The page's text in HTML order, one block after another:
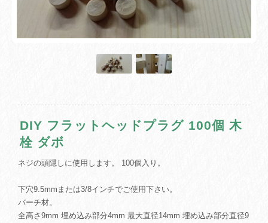
DIY フラットヘッドプラグ 100個 木
栓 ダボ
ネジの頭隠しに使用します。 100個入り。
下穴9.5mmまたは3/8インチでご使用下さい。
バーチ材。
全高さ9mm 埋め込み部分4mm 最大直径14mm 埋め込み部分直径9